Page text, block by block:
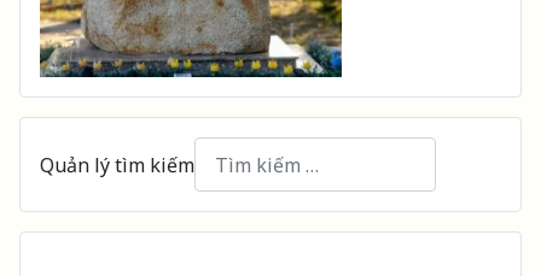
Quản lý tìm kiếm
Type 2 or more characters for results.